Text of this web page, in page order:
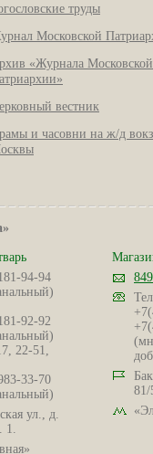
труды
Московской
«Журнала Московской
вестник
и часовни на ж/д
94-94
92-92
22-51,
33-70
ул., д.
81/